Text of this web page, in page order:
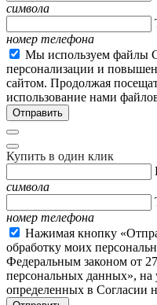
символа
номер телефона
Мы используем файлы
персонализации и
сайтом. Продолжая
использование нами
Купить в один клик
символа
номер телефона
Нажимая кнопку
обработку моих
Федеральным законом от
персональных данных», на
определенных в Согласии